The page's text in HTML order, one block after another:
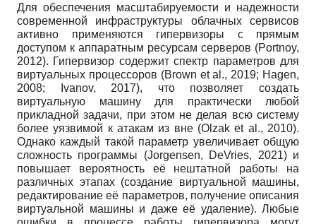
Для обеспечения масштабируемости и надежности
современной инфраструктуры облачных сервисов
активно применяются гипервизоры с прямым
доступом к аппаратным ресурсам серверов (Portnoy,
2012). Гипервизор содержит спектр параметров для
виртуальных процессоров (Brown et al., 2019; Hagen,
2008; Ivanov, 2017), что позволяет создать
виртуальную машину для практически любой
прикладной задачи, при этом не делая всю систему
более уязвимой к атакам из вне (Olzak et al., 2010).
Однако каждый такой параметр увеличивает общую
сложность программы (Jorgensen, DeVries, 2021) и
повышает вероятность её нештатной работы на
различных этапах (создание виртуальной машины,
редактирование её параметров, получение описания
виртуальной машины и даже её удаление). Любые